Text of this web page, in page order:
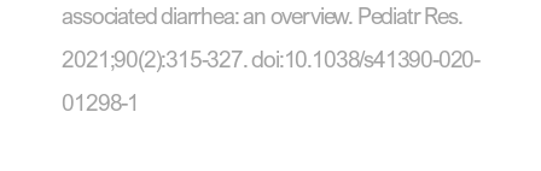
associated diarrhea: an overview. Pediatr Res.
2021;90(2):315-327. doi:10.1038/s41390-020-
01298-1